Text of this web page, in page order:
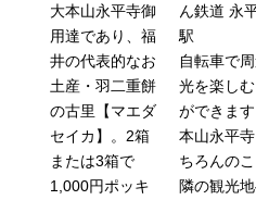
大本山永平寺御
用達であり、福
井の代表的なお
土産・羽二重餅
の古里【マエダ
セイカ】。2箱
または3箱で
1,000円ポッキ
ん鉄道 永
駅
自転車で
光を楽し
ができま
本山永平
ちろんの
隣の観光